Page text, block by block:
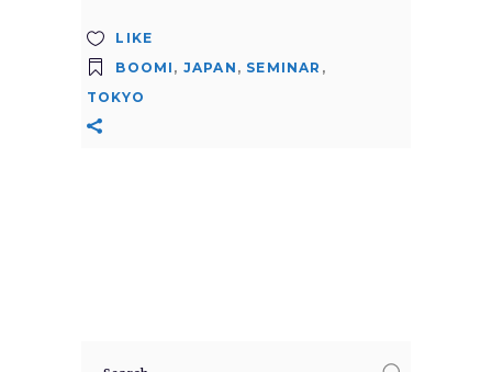
LIKE
BOOMI , JAPAN , SEMINAR ,
TOKYO